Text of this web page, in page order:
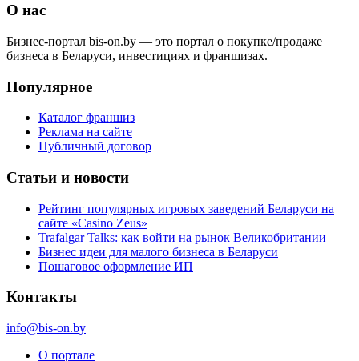
О нас
Бизнес-портал bis-on.by — это портал о покупке/продаже
бизнеса в Беларуси, инвестициях и франшизах.
Популярное
Каталог франшиз
Реклама на сайте
Публичный договор
Статьи и новости
Рейтинг популярных игровых заведений Беларуси на
сайте «Casino Zeus»
Trafalgar Talks: как войти на рынок Великобритании
Бизнес идеи для малого бизнеса в Беларуси
Пошаговое оформление ИП
Контакты
info@bis-on.by
О портале